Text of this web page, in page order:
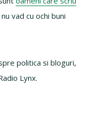
vad cu ochi buni
politica si bloguri,
Lynx.